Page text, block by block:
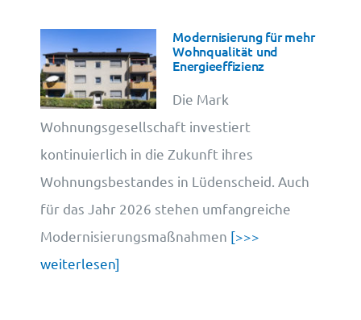
Modernisierung für mehr
Wohnqualität und
Energieeffizienz
Die Mark
Wohnungsgesellschaft investiert
kontinuierlich in die Zukunft ihres
Wohnungsbestandes in Lüdenscheid. Auch
für das Jahr 2026 stehen umfangreiche
Modernisierungsmaßnahmen [>>>
weiterlesen]